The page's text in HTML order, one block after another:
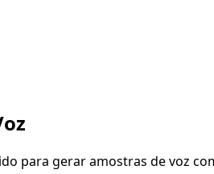
para gerar amostras de voz